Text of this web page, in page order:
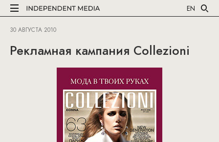
EN
30 АВГУСТА 2010
Рекламная кампания Collezioni